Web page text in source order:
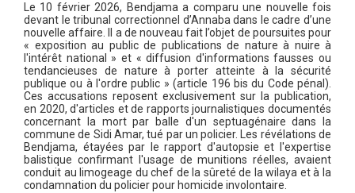
Le 10 février 2026, Bendjama a comparu une nouvelle fois
devant le tribunal correctionnel d’Annaba dans le cadre d’une
nouvelle affaire. Il a de nouveau fait l’objet de poursuites pour
« exposition au public de publications de nature à nuire à
l'intérêt national » et « diffusion d'informations fausses ou
tendancieuses de nature à porter atteinte à la sécurité
publique ou à l'ordre public » (article 196 bis du Code pénal).
Ces accusations reposent exclusivement sur la publication,
en 2020, d'articles et de rapports journalistiques documentés
concernant la mort par balle d'un septuagénaire dans la
commune de Sidi Amar, tué par un policier. Les révélations de
Bendjama, étayées par le rapport d'autopsie et l'expertise
balistique confirmant l'usage de munitions réelles, avaient
conduit au limogeage du chef de la sûreté de la wilaya et à la
condamnation du policier pour homicide involontaire.